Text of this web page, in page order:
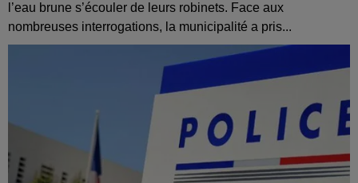
l’eau brune s’écouler de leurs robinets. Face aux
nombreuses interrogations, la municipalité a pris...